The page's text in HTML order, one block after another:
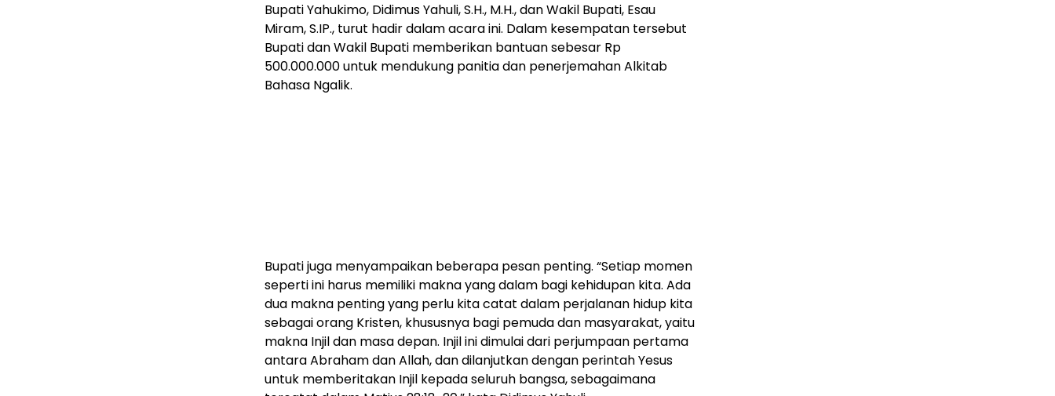
Bupati Yahukimo, Didimus Yahuli, S.H., M.H., dan Wakil Bupati, Esau
Miram, S.IP., turut hadir dalam acara ini. Dalam kesempatan tersebut
Bupati dan Wakil Bupati memberikan bantuan sebesar Rp
500.000.000 untuk mendukung panitia dan penerjemahan Alkitab
Bahasa Ngalik.
Bupati juga menyampaikan beberapa pesan penting. “Setiap momen
seperti ini harus memiliki makna yang dalam bagi kehidupan kita. Ada
dua makna penting yang perlu kita catat dalam perjalanan hidup kita
sebagai orang Kristen, khususnya bagi pemuda dan masyarakat, yaitu
makna Injil dan masa depan. Injil ini dimulai dari perjumpaan pertama
antara Abraham dan Allah, dan dilanjutkan dengan perintah Yesus
untuk memberitakan Injil kepada seluruh bangsa, sebagaimana